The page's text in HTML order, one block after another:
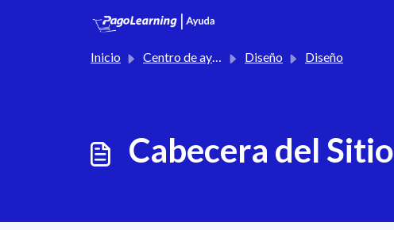
Inicio Centro de ayuda Diseño Diseño
Cabecera del Sitio